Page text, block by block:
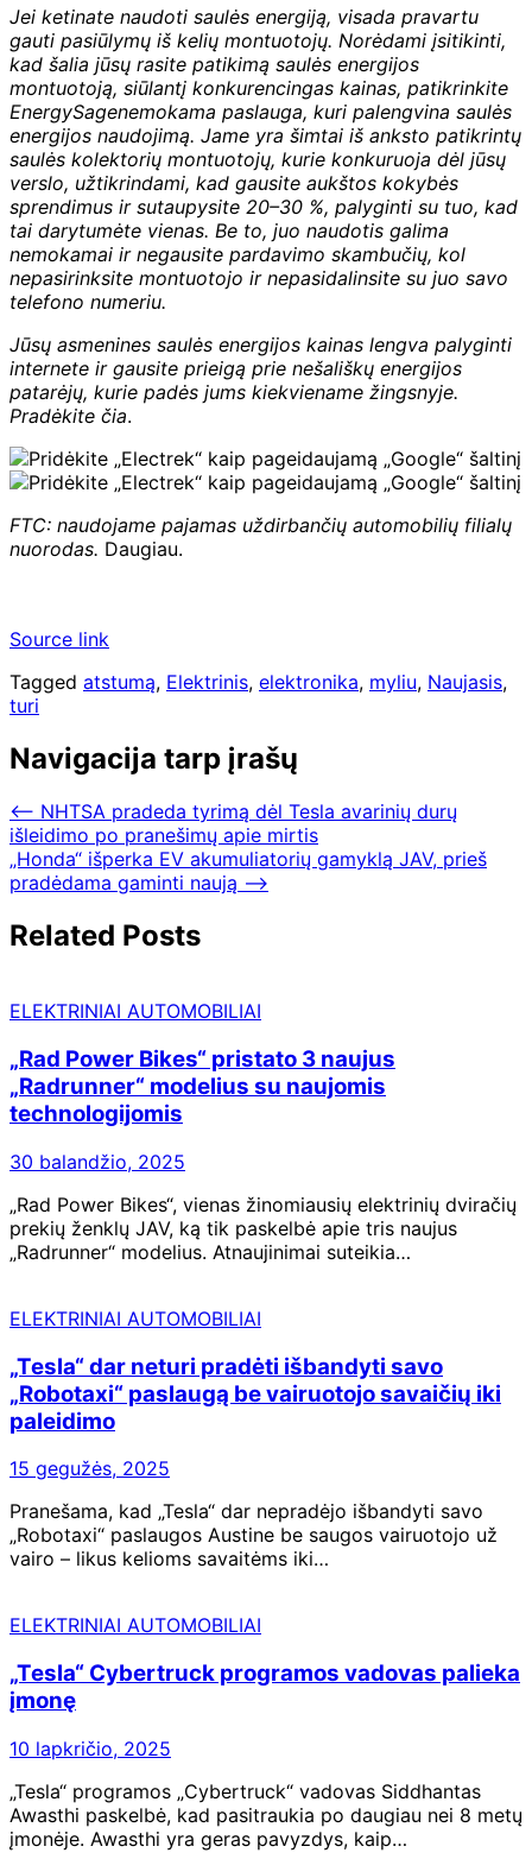
Jei ketinate naudoti saulės energiją, visada pravartu
gauti pasiūlymų iš kelių montuotojų. Norėdami įsitikinti,
kad šalia jūsų rasite patikimą saulės energijos
montuotoją, siūlantį konkurencingas kainas, patikrinkite
EnergySagenemokama paslauga, kuri palengvina saulės
energijos naudojimą. Jame yra šimtai iš anksto patikrintų
saulės kolektorių montuotojų, kurie konkuruoja dėl jūsų
verslo, užtikrindami, kad gausite aukštos kokybės
sprendimus ir sutaupysite 20–30 %, palyginti su tuo, kad
tai darytumėte vienas. Be to, juo naudotis galima
nemokamai ir negausite pardavimo skambučių, kol
nepasirinksite montuotojo ir nepasidalinsite su juo savo
telefono numeriu.
Jūsų asmenines saulės energijos kainas lengva palyginti
internete ir gausite prieigą prie nešališkų energijos
patarėjų, kurie padės jums kiekviename žingsnyje.
Pradėkite čia.
FTC: naudojame pajamas uždirbančių automobilių filialų
nuorodas. Daugiau.
Source link
Tagged atstumą, Elektrinis, elektronika, myliu, Naujasis,
turi
Navigacija tarp įrašų
⟵ NHTSA pradeda tyrimą dėl Tesla avarinių durų
išleidimo po pranešimų apie mirtis
„Honda“ išperka EV akumuliatorių gamyklą JAV, prieš
pradėdama gaminti naują ⟶
Related Posts
ELEKTRINIAI AUTOMOBILIAI
„Rad Power Bikes“ pristato 3 naujus
„Radrunner“ modelius su naujomis
technologijomis
30 balandžio, 2025
„Rad Power Bikes“, vienas žinomiausių elektrinių dviračių
prekių ženklų JAV, ką tik paskelbė apie tris naujus
„Radrunner“ modelius. Atnaujinimai suteikia…
ELEKTRINIAI AUTOMOBILIAI
„Tesla“ dar neturi pradėti išbandyti savo
„Robotaxi“ paslaugą be vairuotojo savaičių iki
paleidimo
15 gegužės, 2025
Pranešama, kad „Tesla“ dar nepradėjo išbandyti savo
„Robotaxi“ paslaugos Austine be saugos vairuotojo už
vairo – likus kelioms savaitėms iki…
ELEKTRINIAI AUTOMOBILIAI
„Tesla“ Cybertruck programos vadovas palieka
įmonę
10 lapkričio, 2025
„Tesla“ programos „Cybertruck“ vadovas Siddhantas
Awasthi paskelbė, kad pasitraukia po daugiau nei 8 metų
įmonėje. Awasthi yra geras pavyzdys, kaip…